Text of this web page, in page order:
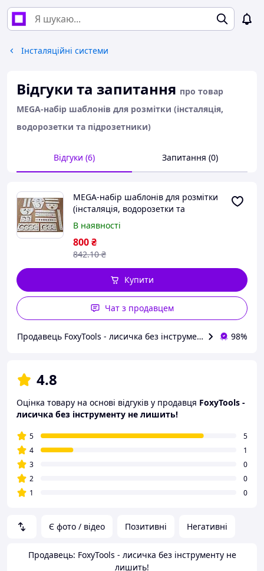
Інсталяційні системи
Відгуки та запитання про товар
MEGA-набір шаблонів для розмітки (інсталяція,
водорозетки та підрозетники)
Відгуки (6) Запитання (0)
Є фото / відео Позитивні Негативні
Продавець: FoxyTools - лисичка без інструменту не
лишить!
MEGA-набір шаблонів для розмітки
(інсталяція, водорозетки та
підрозетники)
В наявності
800₴
842.10 ₴
Купити
Чат з продавцем
Продавець FoxyTools - лисичка без інструменту не лишить!
98%
4.8
Оцінка товару на основі відгуків у продавця FoxyTools -
лисичка без інструменту не лишить!
5
5
4
1
3
0
2
0
1
0